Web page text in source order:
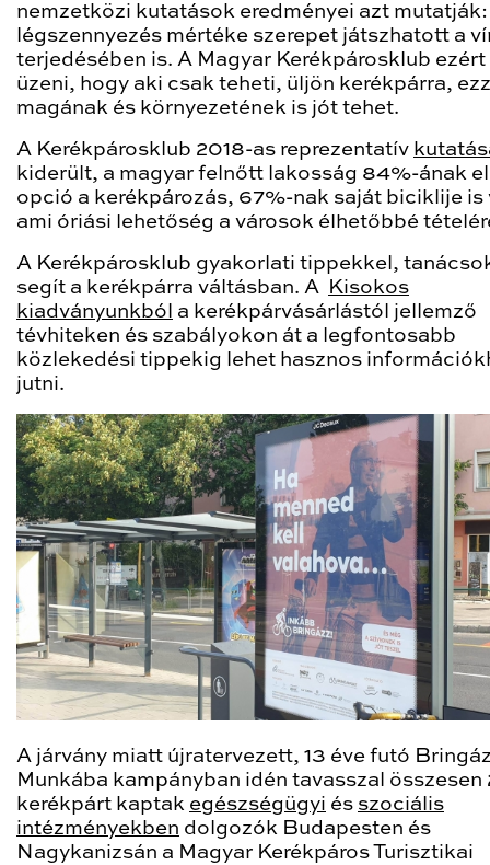
nemzetközi kutatások eredményei azt mutatják:
légszennyezés mértéke szerepet játszhatott a
terjedésében is. A Magyar Kerékpárosklub ezért
üzeni, hogy aki csak teheti, üljön kerékpárra,
magának és környezetének is jót tehet.
A Kerékpárosklub 2018-as reprezentatív
kiderült, a magyar felnőtt lakosság 84%-ának
opció a kerékpározás, 67%-nak saját biciklije is
ami óriási lehetőség a városok élhetőbbé
A Kerékpárosklub gyakorlati tippekkel,
segít a kerékpárra váltásban. A
Kisokos
kiadványunkból
a kerékpárvásárlástól jellemző
tévhiteken és szabályokon át a legfontosabb
közlekedési tippekig lehet hasznos
jutni.
A járvány miatt újratervezett, 13 éve futó
Munkába kampányban idén tavasszal összesen
kerékpárt kaptak egészségügyi és szociális
intézményekben dolgozók Budapesten és
Nagykanizsán a Magyar Kerékpáros Turisztikai